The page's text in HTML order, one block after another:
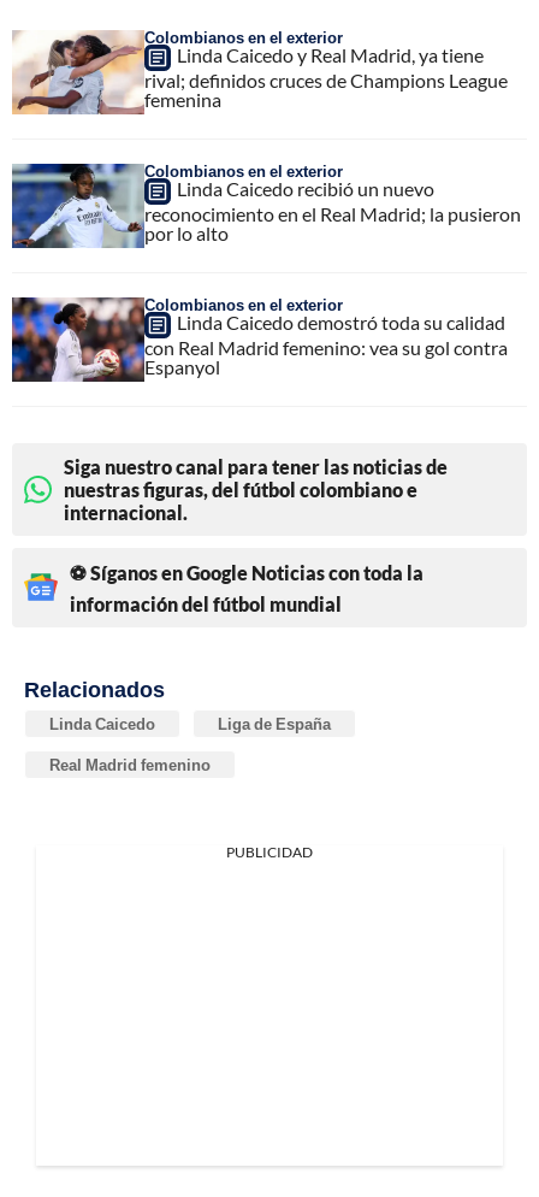
Colombianos en el exterior
Linda Caicedo y Real Madrid, ya tiene
rival; definidos cruces de Champions League
femenina
Colombianos en el exterior
Linda Caicedo recibió un nuevo
reconocimiento en el Real Madrid; la pusieron
por lo alto
Colombianos en el exterior
Linda Caicedo demostró toda su calidad
con Real Madrid femenino: vea su gol contra
Espanyol
Siga nuestro canal para tener las noticias de
nuestras figuras, del fútbol colombiano e
internacional.
⚽ Síganos en Google Noticias con toda la
información del fútbol mundial
Relacionados
Linda Caicedo Liga de España
Real Madrid femenino
PUBLICIDAD